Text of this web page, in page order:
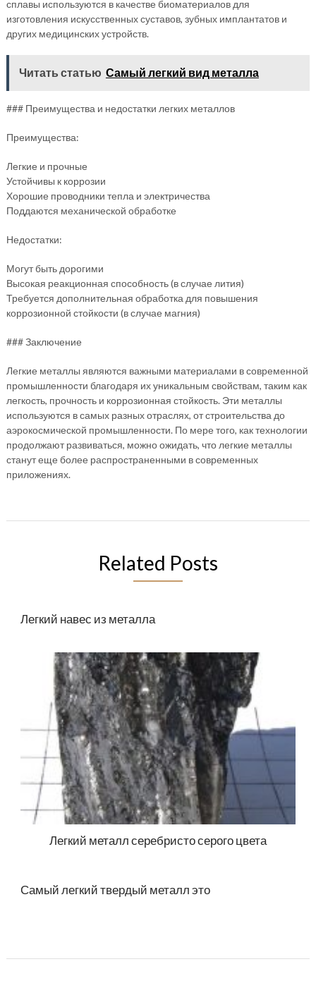
сплавы используются в качестве биоматериалов для
изготовления искусственных суставов, зубных имплантатов и
других медицинских устройств.
Читать статью Самый легкий вид металла
### Преимущества и недостатки легких металлов
Преимущества:
Легкие и прочные
Устойчивы к коррозии
Хорошие проводники тепла и электричества
Поддаются механической обработке
Недостатки:
Могут быть дорогими
Высокая реакционная способность (в случае лития)
Требуется дополнительная обработка для повышения
коррозионной стойкости (в случае магния)
### Заключение
Легкие металлы являются важными материалами в современной
промышленности благодаря их уникальным свойствам, таким как
легкость, прочность и коррозионная стойкость. Эти металлы
используются в самых разных отраслях, от строительства до
аэрокосмической промышленности. По мере того, как технологии
продолжают развиваться, можно ожидать, что легкие металлы
станут еще более распространенными в современных
приложениях.
Related Posts
Легкий навес из металла
Легкий металл серебристо серого цвета
Самый легкий твердый металл это